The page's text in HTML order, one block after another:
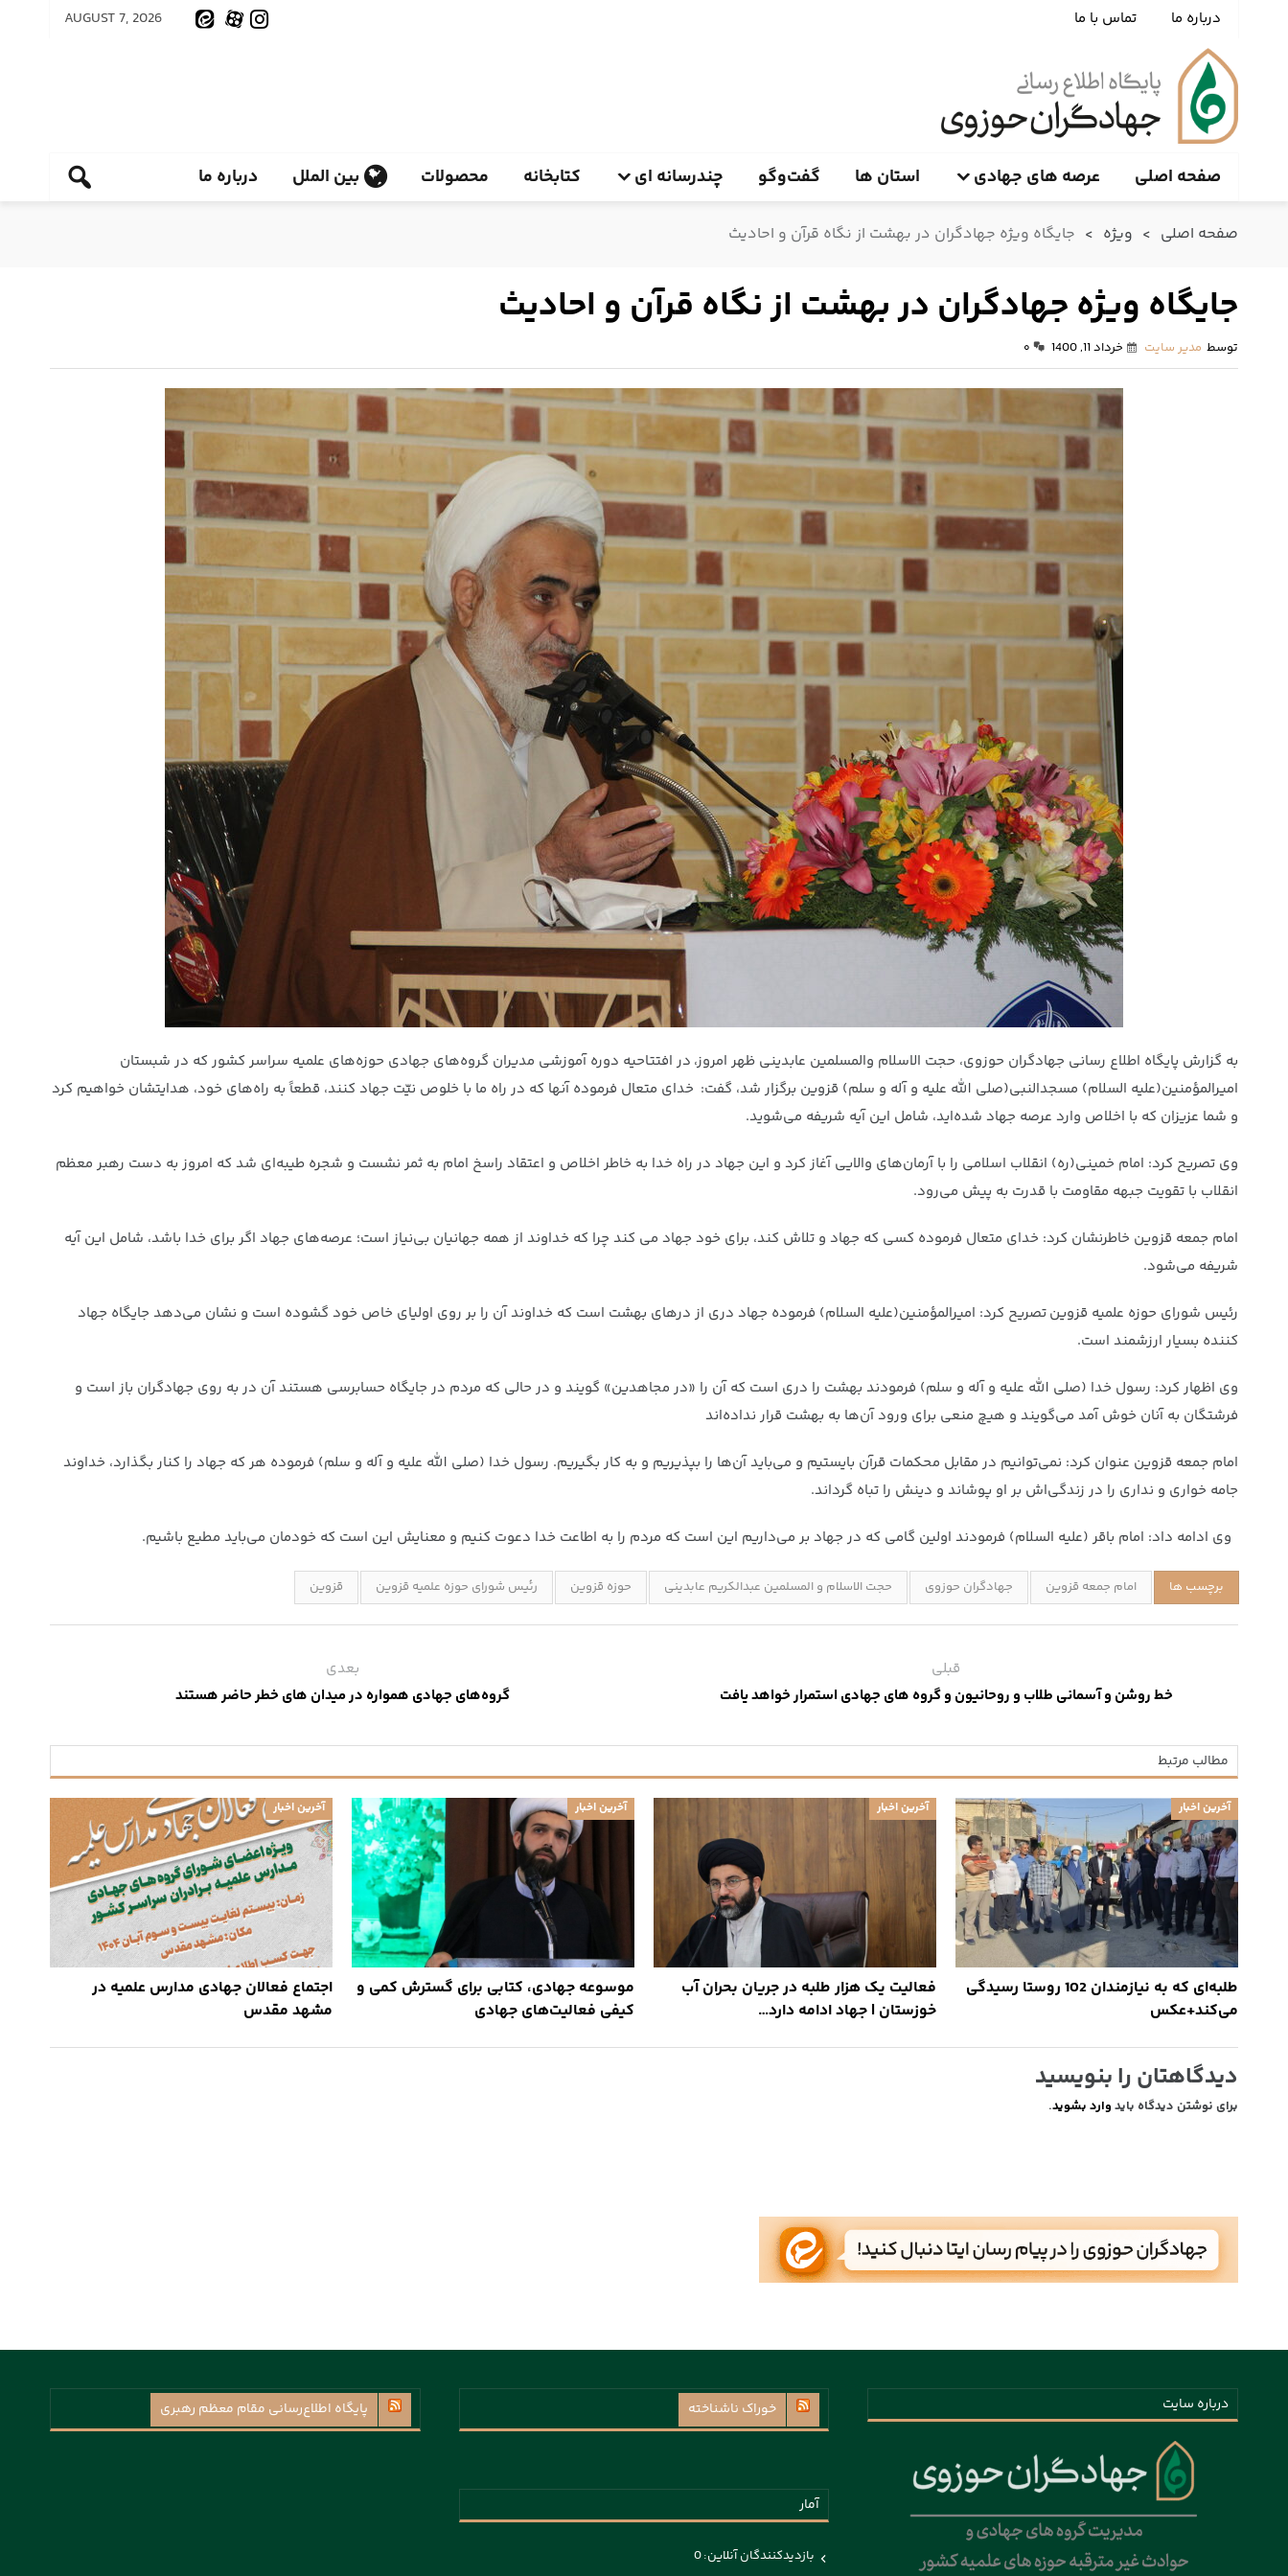
درباره ما تماس با ما AUGUST 7, 2026
صفحه اصلی عرصه های جهادی استان ها گفت‌وگو چندرسانه ای کتابخانه محصولات بین الملل درباره ما
صفحه اصلی > ویژه > جایگاه ویژه جهادگران در بهشت از نگاه قرآن و احادیث
جایگاه ویژه جهادگران در بهشت از نگاه قرآن و احادیث
توسط مدیر سایت خرداد 11, 1400 ۰
به گزارش پایگاه اطلاع رسانی جهادگران حوزوی، حجت الاسلام والمسلمین عابدینی ظهر امروز، در افتتاحیه دوره آموزشی مدیران گروه‌های جهادی حوزه‌های علمیه سراسر کشور که در شبستان
امیرالمؤمنین(علیه السلام) مسجدالنبی(صلی الله علیه و آله و سلم) قزوین برگزار شد، گفت: خدای متعال فرموده آنها که در راه ما با خلوص نیّت جهاد کنند، قطعاً به راه‌های خود، هدایتشان خواهیم کرد
و شما عزیزان که با اخلاص وارد عرصه جهاد شده‌اید، شامل این آیه شریفه می‌شوید.
وی تصریح کرد: امام خمینی(ره) انقلاب اسلامی را با آرمان‌های والایی آغاز کرد و این جهاد در راه خدا به خاطر اخلاص و اعتقاد راسخ امام به ثمر نشست و شجره طیبه‌ای شد که امروز به دست رهبر معظم
انقلاب با تقویت جبهه مقاومت با قدرت به پیش می‌رود.
امام جمعه قزوین خاطرنشان کرد: خدای متعال فرموده کسی که جهاد و تلاش کند، برای خود جهاد می کند چرا که خداوند از همه جهانیان بی‌نیاز است؛ عرصه‌های جهاد اگر برای خدا باشد، شامل این آیه
شریفه می‌شود.
رئیس شورای حوزه علمیه قزوین تصریح کرد: امیرالمؤمنین(علیه السلام) فرموده جهاد دری از درهای بهشت است که خداوند آن را بر روی اولیای خاص خود گشوده است و نشان می‌دهد جایگاه جهاد
کننده بسیار ارزشمند است.
وی اظهار کرد: رسول خدا (صلی الله علیه و آله و سلم) فرمودند بهشت را دری است که آن را «در مجاهدین» گویند و در حالی که مردم در جایگاه حسابرسی هستند آن در به روی جهادگران باز است و
فرشتگان به آنان خوش آمد می‌گویند و هیچ منعی برای ورود آن‌ها به بهشت قرار نداده‌اند
امام جمعه قزوین عنوان کرد: نمی‌توانیم در مقابل محکمات قرآن بایستیم و می‌باید آن‌ها را بپذیریم و به کار بگیریم. رسول خدا (صلی الله علیه و آله و سلم) فرموده هر که جهاد را کنار بگذارد، خداوند
جامه خواری و نداری را در زندگی‌اش بر او پوشاند و دینش را تباه گرداند.
وی ادامه داد: امام باقر (علیه السلام) فرمودند اولین گامی که در جهاد بر می‌داریم این است که مردم را به اطاعت خدا دعوت کنیم و معنایش این است که خودمان می‌باید مطیع باشیم.
برچسب ها امام جمعه قزوین جهادگران حوزوی حجت الاسلام و المسلمین عبدالکریم عابدینی حوزه قزوین رئیس شورای حوزه علمیه قزوین قزوین
قبلی
خط روشن و آسمانی طلاب و روحانیون و گروه های جهادی استمرار خواهد یافت
بعدی
گروه‌های جهادی همواره در میدان های خطر حاضر هستند
مطالب مرتبط
آخرین اخبار
طلبه‌ای که به نیازمندان 102 روستا رسیدگی
می‌کند+عکس
آخرین اخبار
فعالیت یک هزار طلبه در جریان بحران آب
خوزستان | جهاد ادامه دارد…
آخرین اخبار
موسوعه جهادی، کتابی برای گسترش کمی و
کیفی فعالیت‌های جهادی
آخرین اخبار
اجتماع فعالان جهادی مدارس علمیه در
مشهد مقدس
دیدگاهتان را بنویسید
برای نوشتن دیدگاه باید وارد بشوید.
درباره سایت خوراک ناشناخته
آمار
بازدیدکنندگان آنلاین:0
پايگاه اطلاع‌رسانی مقام معظم رهبری